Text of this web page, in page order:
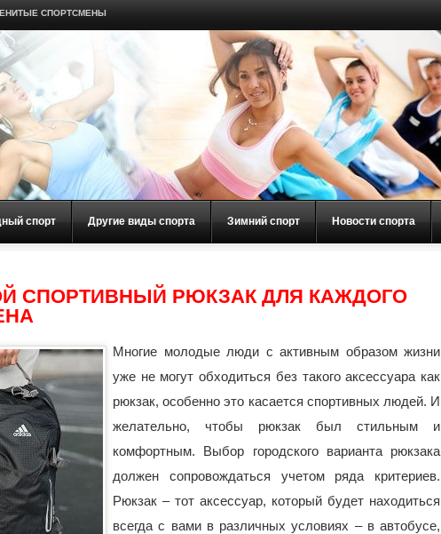
СПОРТСМЕНЫ
спорт Другие виды спорта Зимний спорт Новости спорта
СПОРТИВНЫЙ РЮКЗАК ДЛЯ КАЖДОГО
Многие молодые люди с активным образом жизни
уже не могут обходиться без такого аксессуара как
рюкзак, особенно это касается спортивных людей. И
желательно, чтобы рюкзак был стильным и
комфортным. Выбор городского варианта рюкзака
должен сопровождаться учетом ряда критериев.
Рюкзак – тот аксессуар, который будет находиться
всегда с вами в различных условиях – в автобусе,